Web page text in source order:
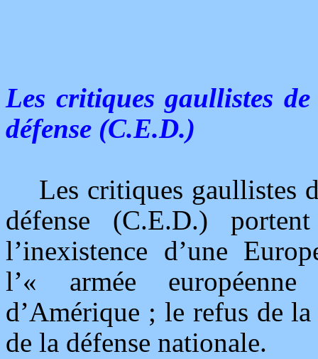
Les critiques gaullistes
défense (C.E.D.)
Les critiques gaullistes
défense (C.E.D.)
l’inexistence d’une
l’« armée
d’Amérique ; le refus de
de la défense nationale.